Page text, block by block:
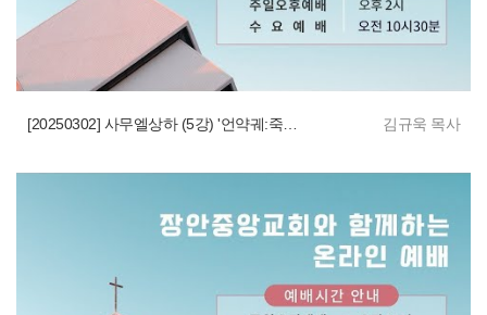
[20250302] 사무엘상하 (5강) '언약궤:죽음과 생명' 김규욱 목사